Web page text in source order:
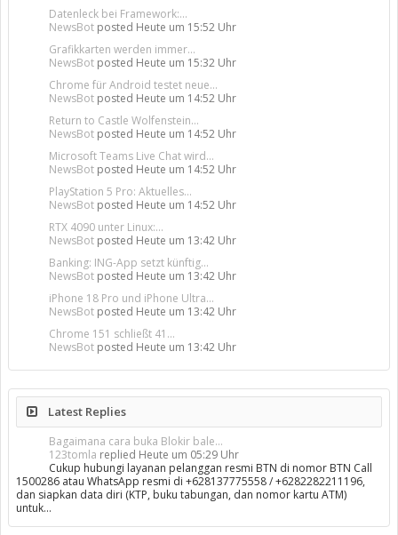
Datenleck bei Framework:...
NewsBot posted Heute um 15:52 Uhr
Grafikkarten werden immer...
NewsBot posted Heute um 15:32 Uhr
Chrome für Android testet neue...
NewsBot posted Heute um 14:52 Uhr
Return to Castle Wolfenstein...
NewsBot posted Heute um 14:52 Uhr
Microsoft Teams Live Chat wird...
NewsBot posted Heute um 14:52 Uhr
PlayStation 5 Pro: Aktuelles...
NewsBot posted Heute um 14:52 Uhr
RTX 4090 unter Linux:...
NewsBot posted Heute um 13:42 Uhr
Banking: ING-App setzt künftig...
NewsBot posted Heute um 13:42 Uhr
iPhone 18 Pro und iPhone Ultra...
NewsBot posted Heute um 13:42 Uhr
Chrome 151 schließt 41...
NewsBot posted Heute um 13:42 Uhr
Latest Replies
Bagaimana cara buka Blokir bale...
123tomla replied Heute um 05:29 Uhr
Cukup hubungi layanan pelanggan resmi BTN di nomor BTN Call
1500286 atau WhatsApp resmi di +628137775558 / +6282282211196,
dan siapkan data diri (KTP, buku tabungan, dan nomor kartu ATM)
untuk…